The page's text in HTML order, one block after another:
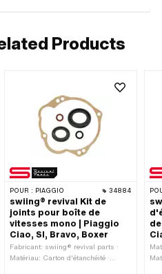
Products
POUR : PIAGGIO 34884
swiing® revival Kit de
joints pour boîte de
vitesses mono | Piaggio
Ciao, SI, Bravo, Boxer
Fabricant: swiing® revival parts ·
Matériau: Carton d'étanchéité ·